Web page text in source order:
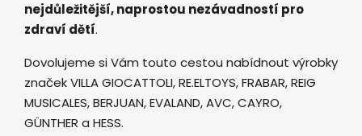
nejdůležitější, naprostou nezávadností pro
zdraví dětí.
Dovolujeme si Vám touto cestou nabídnout výrobky
značek VILLA GIOCATTOLI, RE.ELTOYS, FRABAR, REIG
MUSICALES, BERJUAN, EVALAND, AVC, CAYRO,
GÜNTHER a HESS.